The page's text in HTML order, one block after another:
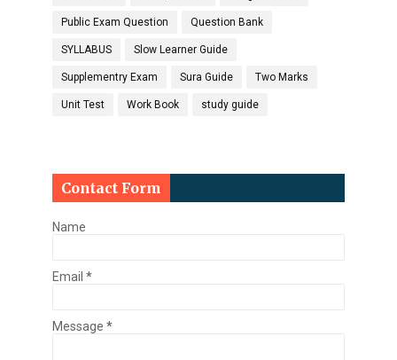
Public Exam Question Question Bank
SYLLABUS Slow Learner Guide
Supplementry Exam Sura Guide Two Marks
Unit Test Work Book study guide
Contact Form
Name
Email *
Message *